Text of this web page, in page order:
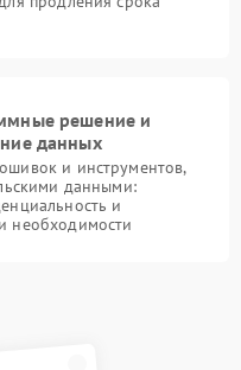
решение и
данных
и инструментов,
данными:
и
необходимости